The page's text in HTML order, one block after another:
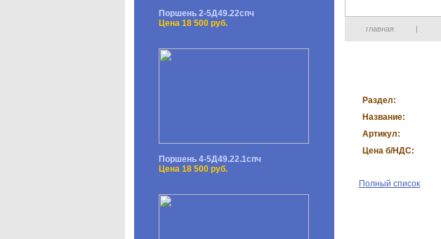
Поршень 2-5Д49.22спч
Цена 18 500 руб.
Поршень 4-5Д49.22.1спч
Цена 18 500 руб.
главная |
Раздел:
Название:
Артикул:
Цена б/НДС:
Полный список